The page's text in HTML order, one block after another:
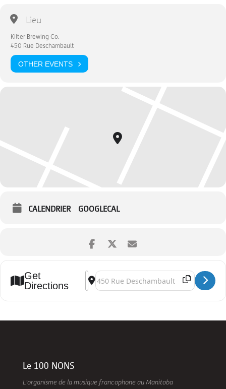
Lieu
Kilter Brewing Co.
450 Rue Deschambault
OTHER EVENTS
CALENDRIER GOOGLECAL
Get
Directions
Address - Le MICRO-brasserie: open-mic à
Destination Address - Le MICRO-brasserie:
Le 100 NONS
L’organisme de la musique francophone au Manitoba